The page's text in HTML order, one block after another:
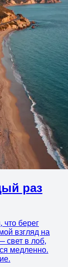
раз
что берег
взгляд на
свет в лоб,
медленно.